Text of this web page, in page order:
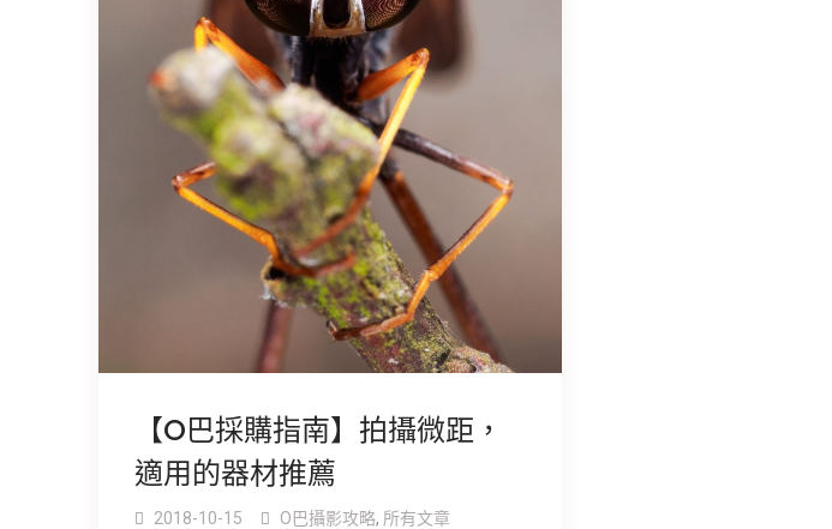
【O巴採購指南】拍攝微距，
適用的器材推薦
2018-10-15 O巴攝影攻略, 所有文章